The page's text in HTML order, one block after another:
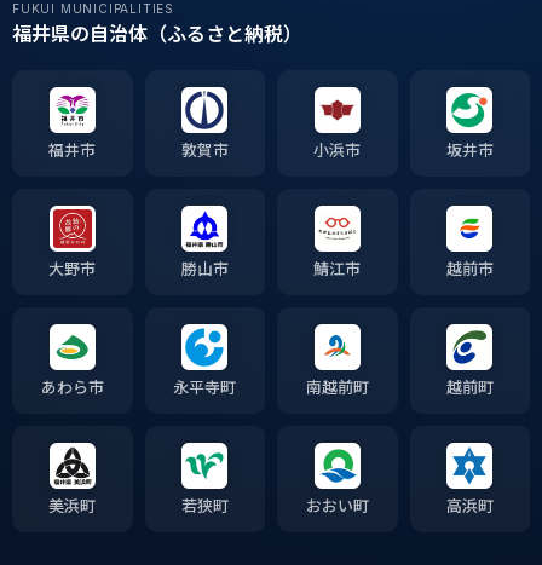
FUKUI MUNICIPALITIES
福井県の自治体（ふるさと納税）
福井市 敦賀市 小浜市 坂井市
大野市 勝山市 鯖江市 越前市
あわら市 永平寺町 南越前町 越前町
美浜町 若狭町 おおい町 高浜町